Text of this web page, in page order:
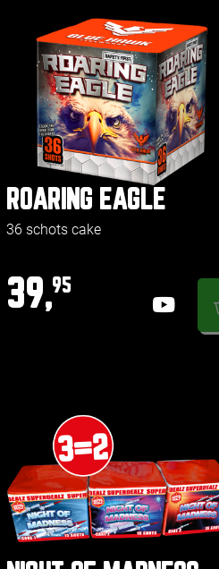
ROARING EAGLE
36 schots cake
39,95